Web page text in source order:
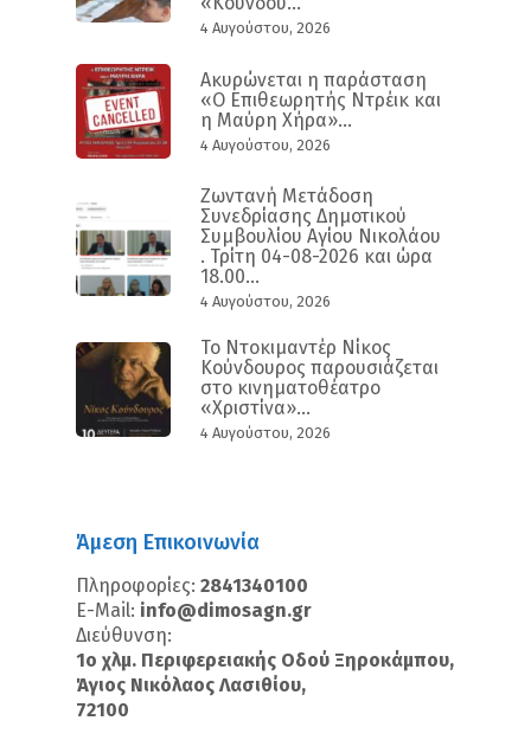
4 Αυγούστου, 2026
Ακυρώνεται η παράσταση
«Ο Επιθεωρητής Ντρέικ και
η Μαύρη Χήρα»...
4 Αυγούστου, 2026
Ζωντανή Μετάδοση
Συνεδρίασης Δημοτικού
Συμβουλίου Αγίου Νικολάου
. Τρίτη 04-08-2026 και ώρα
18.00...
4 Αυγούστου, 2026
Το Ντοκιμαντέρ Νίκος
Κούνδουρος παρουσιάζεται
στο κινηματοθέατρο
«Χριστίνα»...
4 Αυγούστου, 2026
Άμεση Επικοινωνία
Πληροφορίες: 2841340100
E-Mail: info@dimosagn.gr
Διεύθυνση:
1ο χλμ. Περιφερειακής Οδού Ξηροκάμπου,
Άγιος Νικόλαος Λασιθίου,
72100